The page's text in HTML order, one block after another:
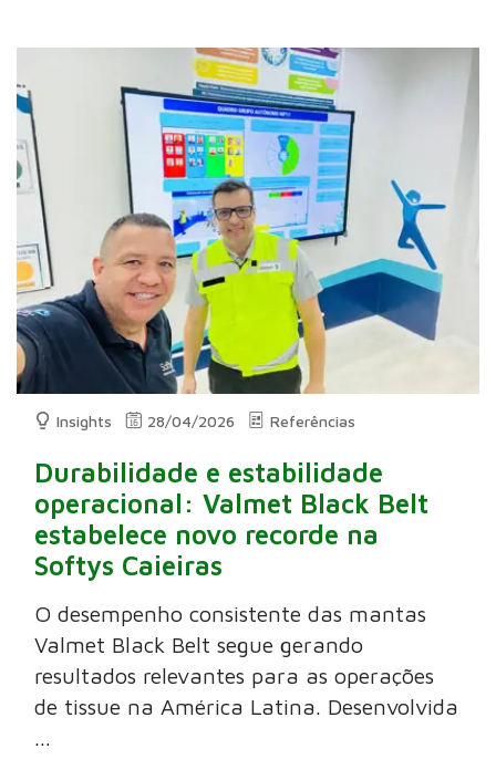
Insights 28/04/2026 Referências
Durabilidade e estabilidade
operacional: Valmet Black Belt
estabelece novo recorde na
Softys Caieiras
O desempenho consistente das mantas
Valmet Black Belt segue gerando
resultados relevantes para as operações
de tissue na América Latina. Desenvolvida
...